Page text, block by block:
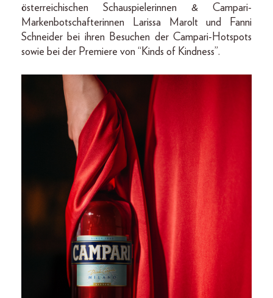
österreichischen Schauspielerinnen & Campari-
Markenbotschafterinnen Larissa Marolt und Fanni
Schneider bei ihren Besuchen der Campari-Hotspots
sowie bei der Premiere von “Kinds of Kindness”.